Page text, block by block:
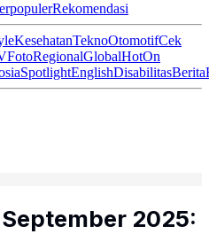
Rekomendasi
KesehatanTeknoOtomotifCek
FotoRegionalGlobalHotOn
SpotlightEnglishDisabilitasBerita
2025: